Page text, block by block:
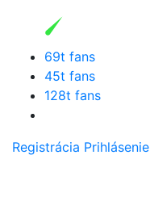
69t fans
45t fans
128t fans
Registrácia Prihlásenie